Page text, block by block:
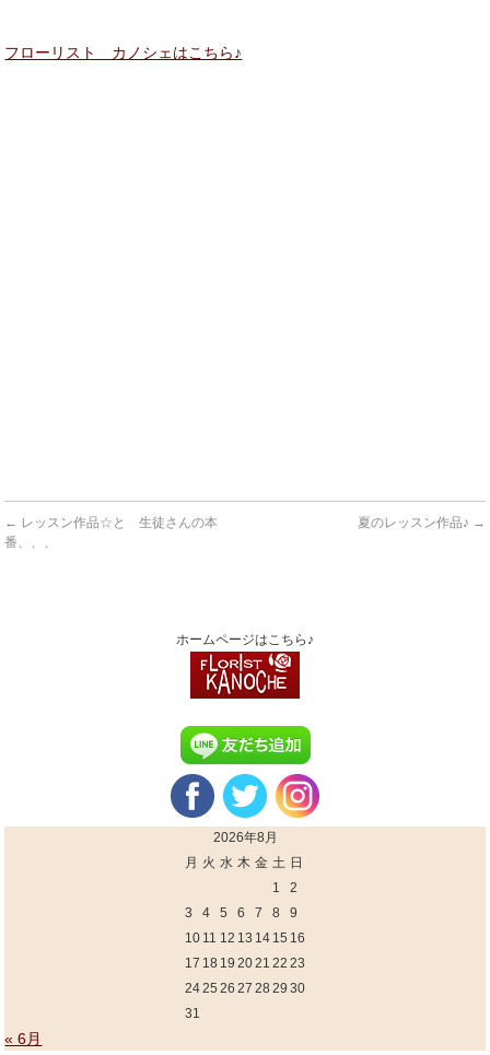
フローリスト カノシェはこちら♪
← レッスン作品☆と 生徒さんの本
番、、、
夏のレッスン作品♪ →
ホームページはこちら♪
2026年8月
月 火 水 木 金 土 日
1
2
3
4 5 6 7 8
9
10 11 12 13 14 15 16
17 18 19 2021 22 23
2425 26 27 28 29 30
31
« 6月